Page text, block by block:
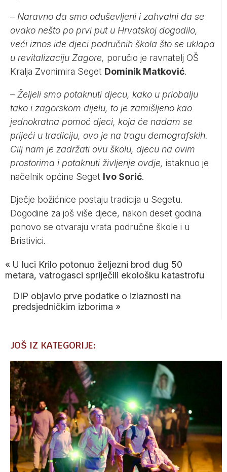
– Naravno da smo oduševljeni i zahvalni da se
ovako nešto po prvi put u Hrvatskoj dogodilo,
veći iznos ide djeci područnih škola što se uklapa
u revitalizaciju Zagore, poručio je ravnatelj OŠ
Kralja Zvonimira Seget Dominik Matković.
– Željeli smo potaknuti djecu, kako u priobalju
tako i zagorskom dijelu, to je zamišljeno kao
jednokratna pomoć djeci, koja će nadam se
prijeći u tradiciju, ovo je na tragu demografskih.
Cilj nam je zadržati ovu školu, djecu na ovim
prostorima i potaknuti življenje ovdje, istaknuo je
načelnik općine Seget Ivo Sorić.
Dječje božićnice postaju tradicija u Segetu.
Dogodine za još više djece, nakon deset godina
ponovo se otvaraju vrata područne škole i u
Bristivici.
« U luci Krilo potonuo željezni brod dug 50
metara, vatrogasci spriječili ekološku katastrofu
DIP objavio prve podatke o izlaznosti na
predsjedničkim izborima »
JOŠ IZ KATEGORIJE: